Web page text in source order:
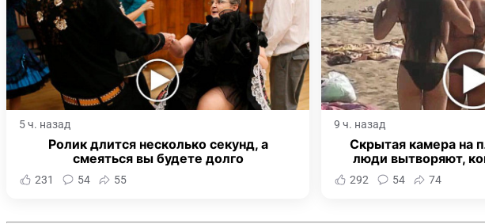
5 ч. назад
Ролик длится несколько секунд, а
смеяться вы будете долго
231 54 55
9 ч. назад
Скрытая камера на
люди вытворяют,
292 54 74